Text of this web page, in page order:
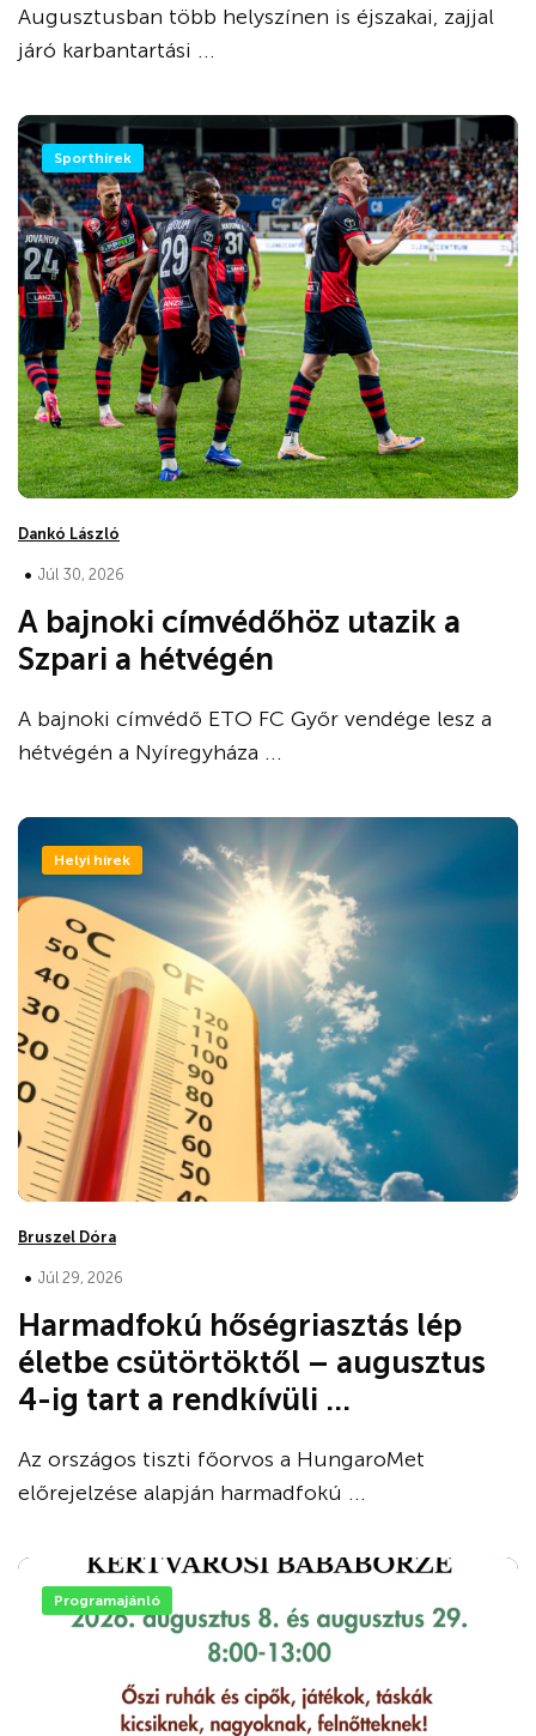
Augusztusban több helyszínen is éjszakai, zajjal
járó karbantartási ...
Sporthírek
Dankó László
• Júl 30, 2026
A bajnoki címvédőhöz utazik a
Szpari a hétvégén
A bajnoki címvédő ETO FC Győr vendége lesz a
hétvégén a Nyíregyháza ...
Helyi hírek
Bruszel Dóra
• Júl 29, 2026
Harmadfokú hőségriasztás lép
életbe csütörtöktől – augusztus
4-ig tart a rendkívüli ...
Az országos tiszti főorvos a HungaroMet
előrejelzése alapján harmadfokú ...
Programajánló